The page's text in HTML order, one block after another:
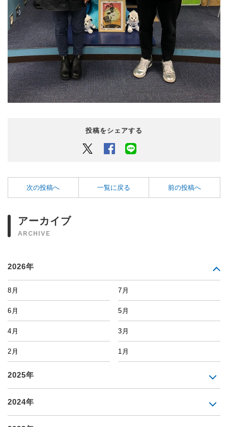
投稿をシェアする
Twitter Facebook
次の投稿へ 一覧に戻る 前の投稿へ
アーカイブ
ARCHIVE
2026年
8月 7月
6月 5月
4月 3月
2月 1月
2025年
2024年